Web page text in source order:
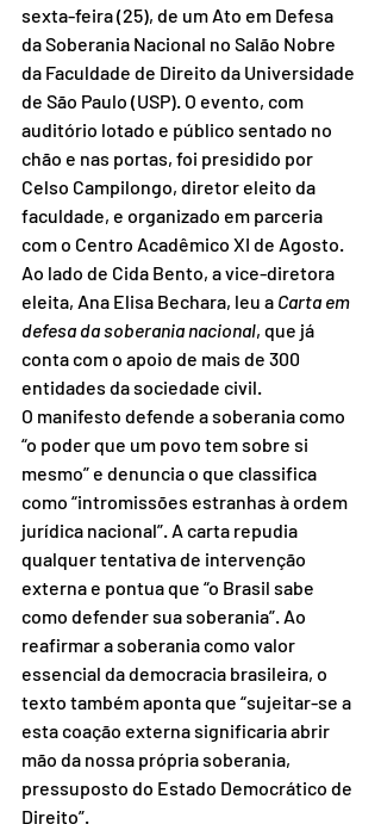
sexta-feira (25), de um Ato em Defesa
da Soberania Nacional no Salão Nobre
da Faculdade de Direito da Universidade
de São Paulo (USP). O evento, com
auditório lotado e público sentado no
chão e nas portas, foi presidido por
Celso Campilongo, diretor eleito da
faculdade, e organizado em parceria
com o Centro Acadêmico XI de Agosto.
Ao lado de Cida Bento, a vice-diretora
eleita, Ana Elisa Bechara, leu a Carta em
defesa da soberania nacional, que já
conta com o apoio de mais de 300
entidades da sociedade civil.
O manifesto defende a soberania como
“o poder que um povo tem sobre si
mesmo” e denuncia o que classifica
como “intromissões estranhas à ordem
jurídica nacional”. A carta repudia
qualquer tentativa de intervenção
externa e pontua que “o Brasil sabe
como defender sua soberania”. Ao
reafirmar a soberania como valor
essencial da democracia brasileira, o
texto também aponta que “sujeitar-se a
esta coação externa significaria abrir
mão da nossa própria soberania,
pressuposto do Estado Democrático de
Direito”.